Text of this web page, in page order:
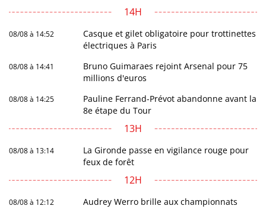
14H
08/08 à 14:52
Casque et gilet obligatoire pour trottinettes
électriques à Paris
08/08 à 14:41
Bruno Guimaraes rejoint Arsenal pour 75
millions d'euros
08/08 à 14:25
Pauline Ferrand-Prévot abandonne avant la
8e étape du Tour
13H
08/08 à 13:14
La Gironde passe en vigilance rouge pour
feux de forêt
12H
08/08 à 12:12
Audrey Werro brille aux championnats